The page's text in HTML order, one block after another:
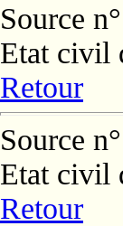
Source
Etat civil
Retour
Source
Etat civil
Retour